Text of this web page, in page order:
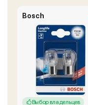
Bosch
Выбор владельцев